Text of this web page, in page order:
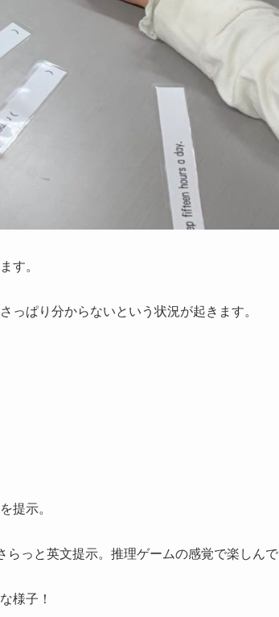
す。
っぱり分からないという状況が起きます。
提示。
らっと英文提示。推理ゲームの感覚で楽しんで
様子！